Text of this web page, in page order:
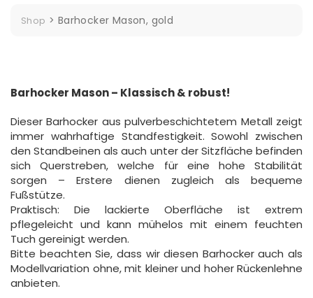
Shop > Barhocker Mason, gold
Barhocker Mason – Klassisch & robust!
Dieser Barhocker aus pulverbeschichtetem Metall zeigt
immer wahrhaftige Standfestigkeit. Sowohl zwischen
den Standbeinen als auch unter der Sitzfläche befinden
sich Querstreben, welche für eine hohe Stabilität
sorgen – Erstere dienen zugleich als bequeme
Fußstütze.
Praktisch: Die lackierte Oberfläche ist extrem
pflegeleicht und kann mühelos mit einem feuchten
Tuch gereinigt werden.
Bitte beachten Sie, dass wir diesen Barhocker auch als
Modellvariation ohne, mit kleiner und hoher Rückenlehne
anbieten.